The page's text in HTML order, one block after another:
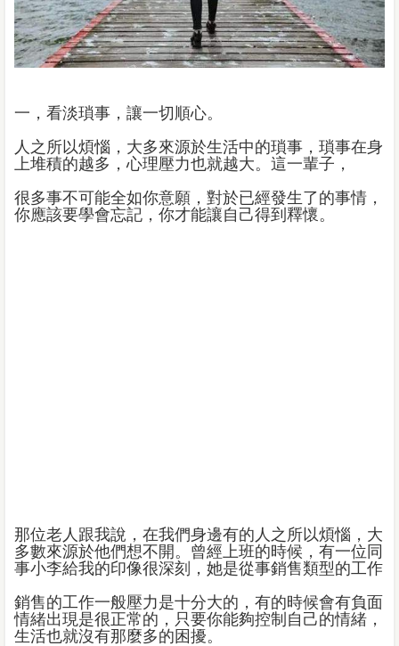
一，看淡瑣事，讓一切順心。
人之所以煩惱，大多來源於生活中的瑣事，瑣事在身
上堆積的越多，心理壓力也就越大。這一輩子，
很多事不可能全如你意願，對於已經發生了的事情，
你應該要學會忘記，你才能讓自己得到釋懷。
那位老人跟我說，在我們身邊有的人之所以煩惱，大
多數來源於他們想不開。曾經上班的時候，有一位同
事小李給我的印像很深刻，她是從事銷售類型的工作
銷售的工作一般壓力是十分大的，有的時候會有負面
情緒出現是很正常的，只要你能夠控制自己的情緒，
生活也就沒有那麼多的困擾。